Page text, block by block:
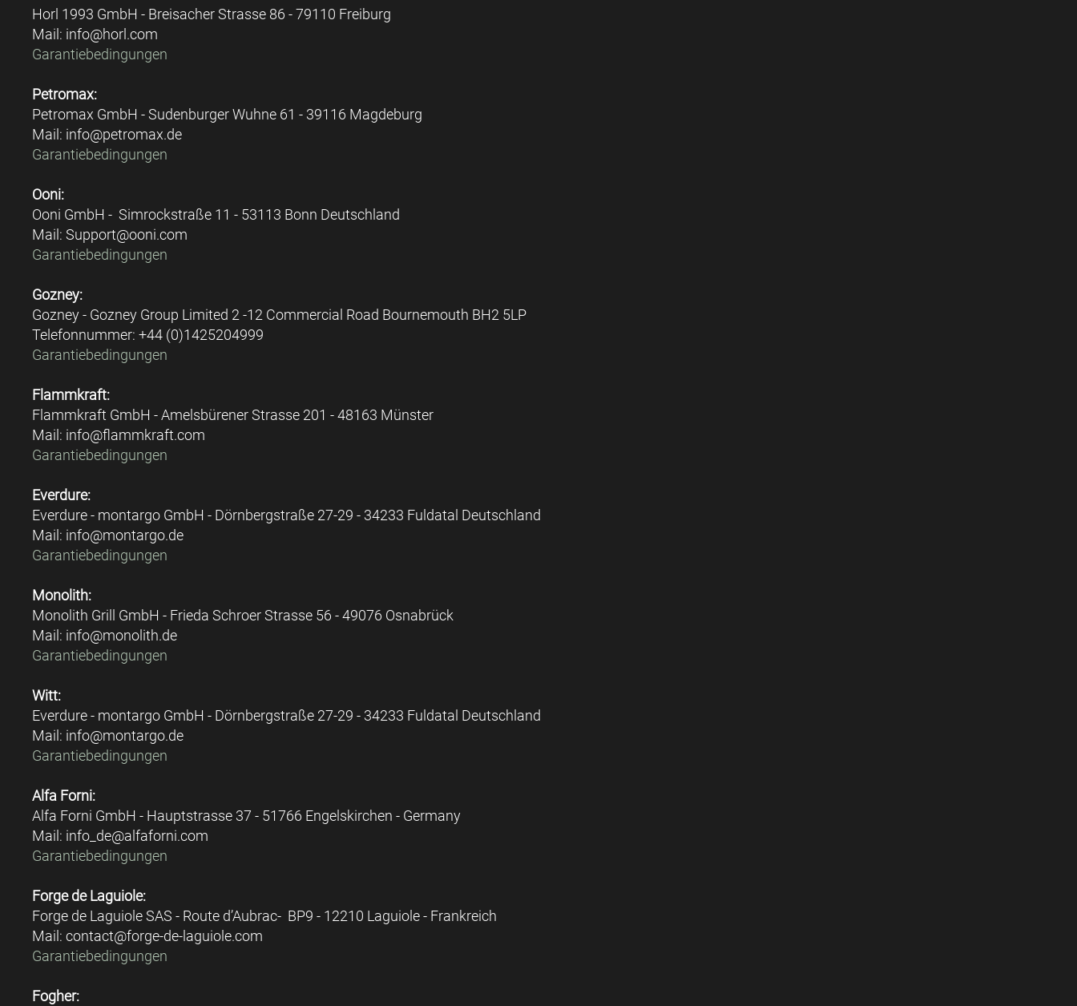
Horl 1993 GmbH - Breisacher Strasse 86 - 79110 Freiburg
Mail: info@horl.com
Garantiebedingungen
Petromax:
Petromax GmbH - Sudenburger Wuhne 61 - 39116 Magdeburg
Mail: info@petromax.de
Garantiebedingungen
Ooni:
Ooni GmbH - Simrockstraße 11 - 53113 Bonn Deutschland
Mail: Support@ooni.com
Garantiebedingungen
Gozney:
Gozney - Gozney Group Limited 2 -12 Commercial Road Bournemouth BH2 5LP
Telefonnummer: +44 (0)1425204999
Garantiebedingungen
Flammkraft:
Flammkraft GmbH - Amelsbürener Strasse 201 - 48163 Münster
Mail: info@flammkraft.com
Garantiebedingungen
Everdure:
Everdure - montargo GmbH - Dörnbergstraße 27-29 - 34233 Fuldatal Deutschland
Mail: info@montargo.de
Garantiebedingungen
Monolith:
Monolith Grill GmbH - Frieda Schroer Strasse 56 - 49076 Osnabrück
Mail: info@monolith.de
Garantiebedingungen
Witt:
Everdure - montargo GmbH - Dörnbergstraße 27-29 - 34233 Fuldatal Deutschland
Mail: info@montargo.de
Garantiebedingungen
Alfa Forni:
Alfa Forni GmbH ​- Hauptstrasse 37 - ​51766 Engelskirchen - Germany
Mail: ​info_de@alfaforni.com
Garantiebedingungen
Forge de Laguiole:
Forge de Laguiole SAS - Route d’Aubrac- BP9 - 12210 Laguiole - Frankreich
Mail: contact@forge-de-laguiole.com
Garantiebedingungen
Fogher: